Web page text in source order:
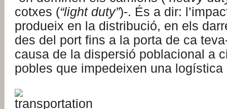
cotxes (“light duty”)-. És a dir:
produeix en la distribució, en els
des del port fins a la porta de ca
causa de la dispersió poblacional a
pobles que impedeixen una logística